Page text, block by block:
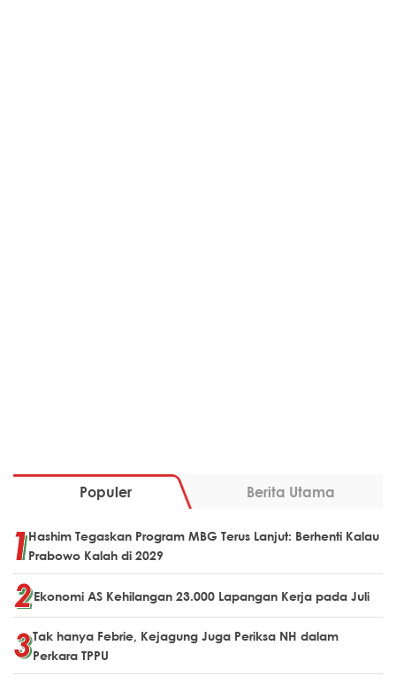
Populer Berita Utama
Hashim Tegaskan Program MBG Terus Lanjut: Berhenti Kalau
Prabowo Kalah di 2029
Ekonomi AS Kehilangan 23.000 Lapangan Kerja pada Juli
Tak hanya Febrie, Kejagung Juga Periksa NH dalam
Perkara TPPU